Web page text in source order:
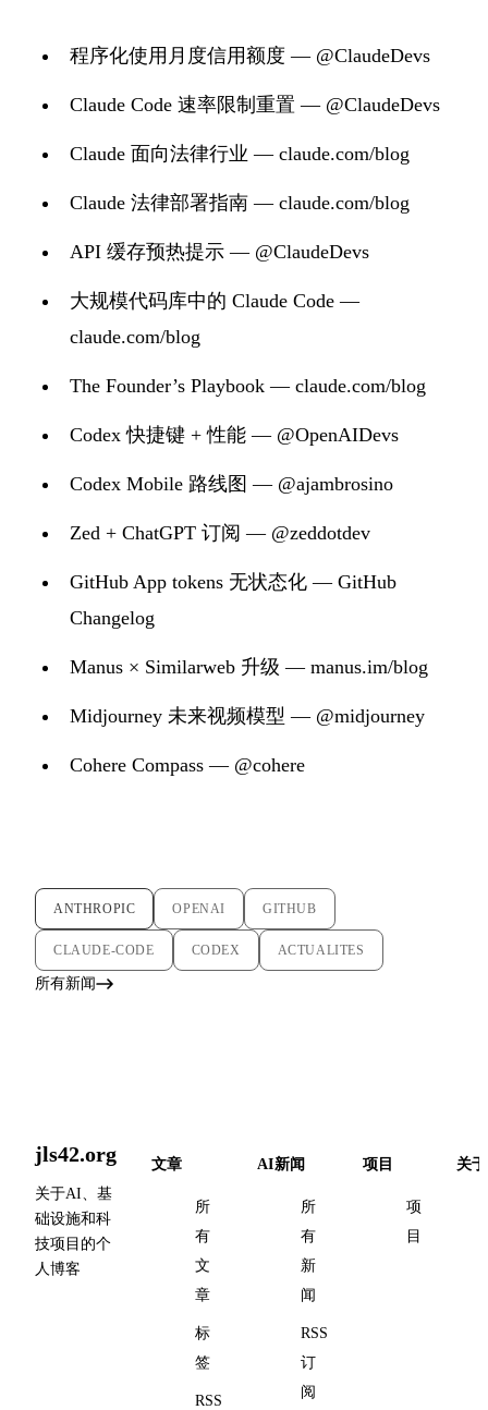
程序化使用月度信用额度 — @ClaudeDevs
Claude Code 速率限制重置 — @ClaudeDevs
Claude 面向法律行业 — claude.com/blog
Claude 法律部署指南 — claude.com/blog
API 缓存预热提示 — @ClaudeDevs
大规模代码库中的 Claude Code —
claude.com/blog
The Founder’s Playbook — claude.com/blog
Codex 快捷键 + 性能 — @OpenAIDevs
Codex Mobile 路线图 — @ajambrosino
Zed + ChatGPT 订阅 — @zeddotdev
GitHub App tokens 无状态化 — GitHub
Changelog
Manus × Similarweb 升级 — manus.im/blog
Midjourney 未来视频模型 — @midjourney
Cohere Compass — @cohere
ANTHROPIC OPENAI GITHUB
CLAUDE-CODE CODEX ACTUALITES
所有新闻
jls42.org
关于AI、基
础设施和科
技项目的个
人博客
文章
所
有
文
章
标
签
RSS
AI新闻
所
有
新
闻
RSS
订
阅
项目
项
目
关于